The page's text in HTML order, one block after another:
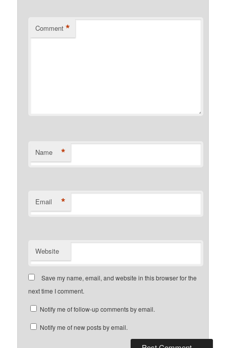
Comment *
Name *
Email *
Website
Save my name, email, and website in this browser for the
next time I comment.
Notify me of follow-up comments by email.
Notify me of new posts by email.